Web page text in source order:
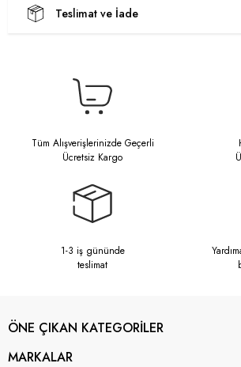
Teslimat ve İade
Tüm Alışverişlerinizde Geçerli
Ücretsiz Kargo
1-3 iş gününde
teslimat
ÖNE ÇIKAN KATEGORİLER
MARKALAR